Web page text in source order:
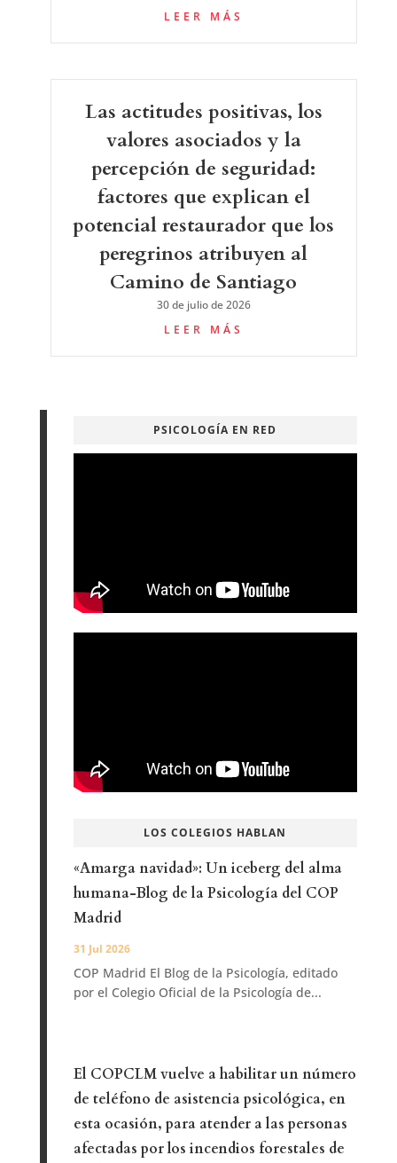
LEER MÁS
Las actitudes positivas, los
valores asociados y la
percepción de seguridad:
factores que explican el
potencial restaurador que los
peregrinos atribuyen al
Camino de Santiago
30 de julio de 2026
LEER MÁS
PSICOLOGÍA EN RED
LOS COLEGIOS HABLAN
«Amarga navidad»: Un iceberg del alma
humana-Blog de la Psicología del COP
Madrid
31 Jul 2026
COP Madrid El Blog de la Psicología, editado
por el Colegio Oficial de la Psicología de...
El COPCLM vuelve a habilitar un número
de teléfono de asistencia psicológica, en
esta ocasión, para atender a las personas
afectadas por los incendios forestales de